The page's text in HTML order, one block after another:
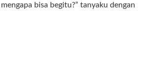
bisa begitu?” tanyaku dengan